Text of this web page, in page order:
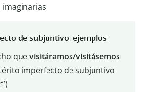
de subjuntivo: ejemplos
quevisitáramos/visitásemos
imperfecto de subjuntivo